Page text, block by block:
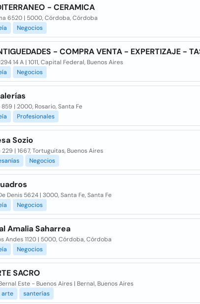
- CERAMICA
6520 | 5000, Córdoba, Córdoba
Negocios
- COMPRA VENTA - EXPERTIZAJE -
14 A | 1011, Capital Federal, Buenos Aires
Negocios
| 2000, Rosario, Santa Fe
Profesionales
Sozio
229 | 1667, Tortuguitas, Buenos Aires
Negocios
Denis 5624 | 3000, Santa Fe, Santa Fe
Negocios
Amalia Saharrea
Andes 1120 | 5000, Córdoba, Córdoba
Negocios
SACRO
Este - Buenos Aires | Bernal, Buenos Aires
arte santerías